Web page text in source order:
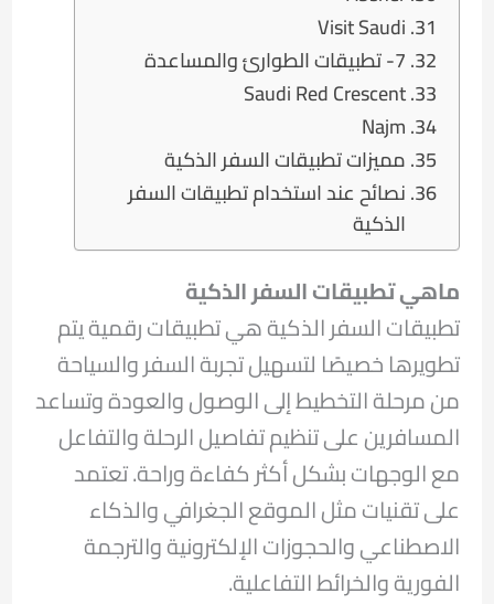
Visit Saudi
7- تطبيقات الطوارئ والمساعدة
Saudi Red Crescent
Najm
مميزات تطبيقات السفر الذكية
نصائح عند استخدام تطبيقات السفر
الذكية
ماهي تطبيقات السفر الذكية
تطبيقات السفر الذكية هي تطبيقات رقمية يتم
تطويرها خصيصًا لتسهيل تجربة السفر والسياحة
من مرحلة التخطيط إلى الوصول والعودة وتساعد
المسافرين على تنظيم تفاصيل الرحلة والتفاعل
مع الوجهات بشكل أكثر كفاءة وراحة. تعتمد
على تقنيات مثل الموقع الجغرافي والذكاء
الاصطناعي والحجوزات الإلكترونية والترجمة
الفورية والخرائط التفاعلية.